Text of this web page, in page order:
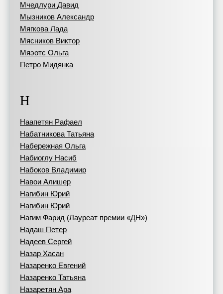
Мчедлури Давид
Мызников Александр
Мягкова Лада
Мясников Виктор
Мяэотс Ольга
Петро Мидянка
Н
Наапетян Рафаел
Набатникова Татьяна
Набережная Ольга
Набиоглу Насиб
Набоков Владимир
Навои Алишер
Нагибин Юрий
Нагибин Юрий
Нагим Фарид (Лауреат премии «ДН»)
Надаш Петер
Надеев Сергей
Назар Хасан
Назаренко Евгений
Назаренко Татьяна
Назаретян Ара